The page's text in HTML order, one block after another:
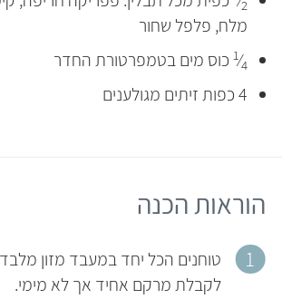
2
מלח, פלפל שחור
1⁄4 כוס מים בטמפרטורת החדר
4 כפות זיתים מגולענים
הוראות הכנה
טוחנים הכל יחד במעבד מזון
לקבלת מרקם אחיד אך לא מימי.